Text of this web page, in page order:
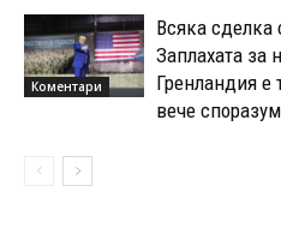
Коментари
Всяка сделка
Заплахата за
Гренландия е
вече